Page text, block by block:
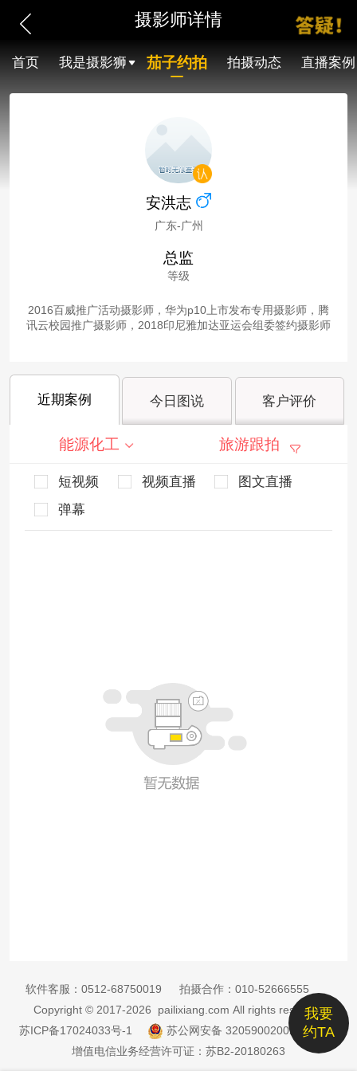
摄影师详情
首页 我是摄影狮 茄子约拍 拍摄动态 直播案例
安洪志
广东-广州
总监
等级
2016百威推广活动摄影师，华为p10上市发布专用摄影师，腾
讯云校园推广摄影师，2018印尼雅加达亚运会组委签约摄影师
近期案例 今日图说 客户评价
能源化工 旅游跟拍
短视频 视频直播
图文直播
弹幕
我要
约TA
软件客服： 0512-68750019 拍摄合作： 010-52666555
Copyright © 2017-2026 pailixiang.com All rights reserved
苏ICP备17024033号-1
苏公网安备 32059002002885号
增值电信业务经营许可证：苏B2-20180263